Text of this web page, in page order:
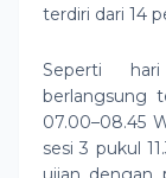
terdiri dari 14
Seperti hari
berlangsung
07.00–08.45
sesi 3 pukul